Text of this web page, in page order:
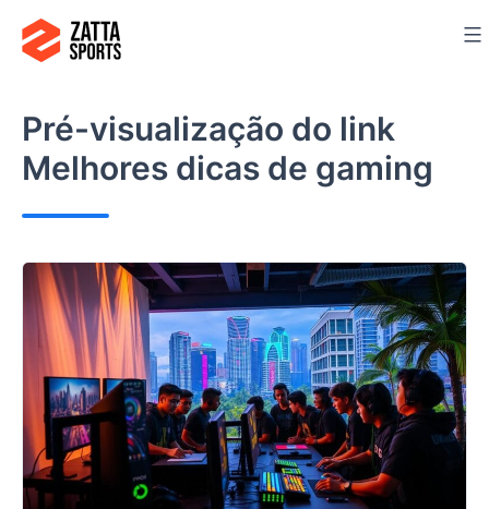
para
conteúdo
Pré-visualização do link
Melhores dicas de gaming